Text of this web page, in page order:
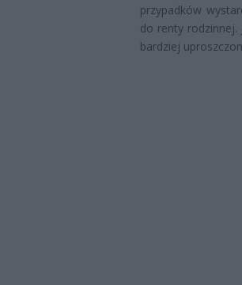
przypadków
do renty rodzinnej.
bardziej